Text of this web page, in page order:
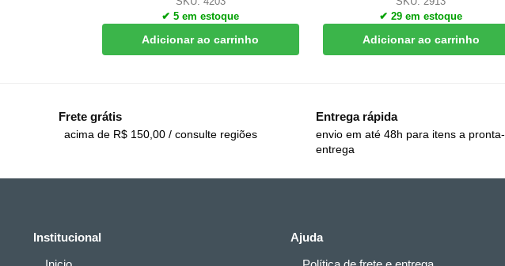
✔ 5 em estoque
Adicionar ao carrinho
✔ 29 em estoque
Adicionar ao carrinho
Frete grátis
acima de R$ 150,00 / consulte regiões
Entrega rápida
envio em até 48h para itens a pronta-
entrega
Institucional Ajuda